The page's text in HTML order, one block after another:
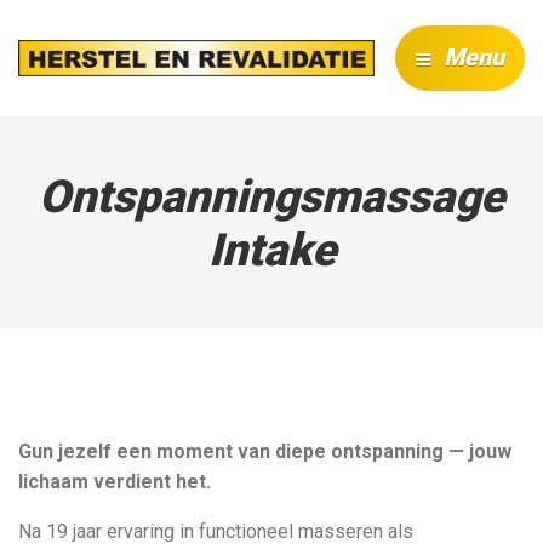
Menu
Ontspanningsmassage
Intake
Gun jezelf een moment van diepe ontspanning — jouw
lichaam verdient het.
Na 19 jaar ervaring in functioneel masseren als